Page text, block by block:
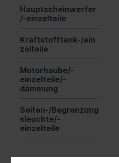
Hauptscheinwerfer
/-einzelteile
Kraftstofftank-/ein
zelteile
Motorhaube/-
einzelteile/-
dämmung
Seiten-/Begrenzung
sleuchte/-
einzelteile